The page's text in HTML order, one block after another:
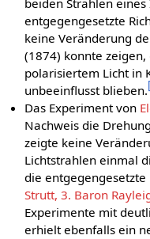
beiden Strahlen
entgegengesetzte
keine Veränderung
(1874) konnte
polarisiertem Licht in
unbeeinflusst blieben.
Das Experiment von
Nachweis die
zeigte keine
Lichtstrahlen einmal
die entgegengesetzte
Strutt, 3. Baron
Experimente mit
erhielt ebenfalls ein